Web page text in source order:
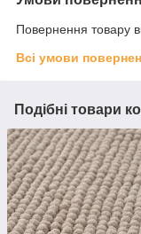
Повернення товару
Всі умови
Подібні товари